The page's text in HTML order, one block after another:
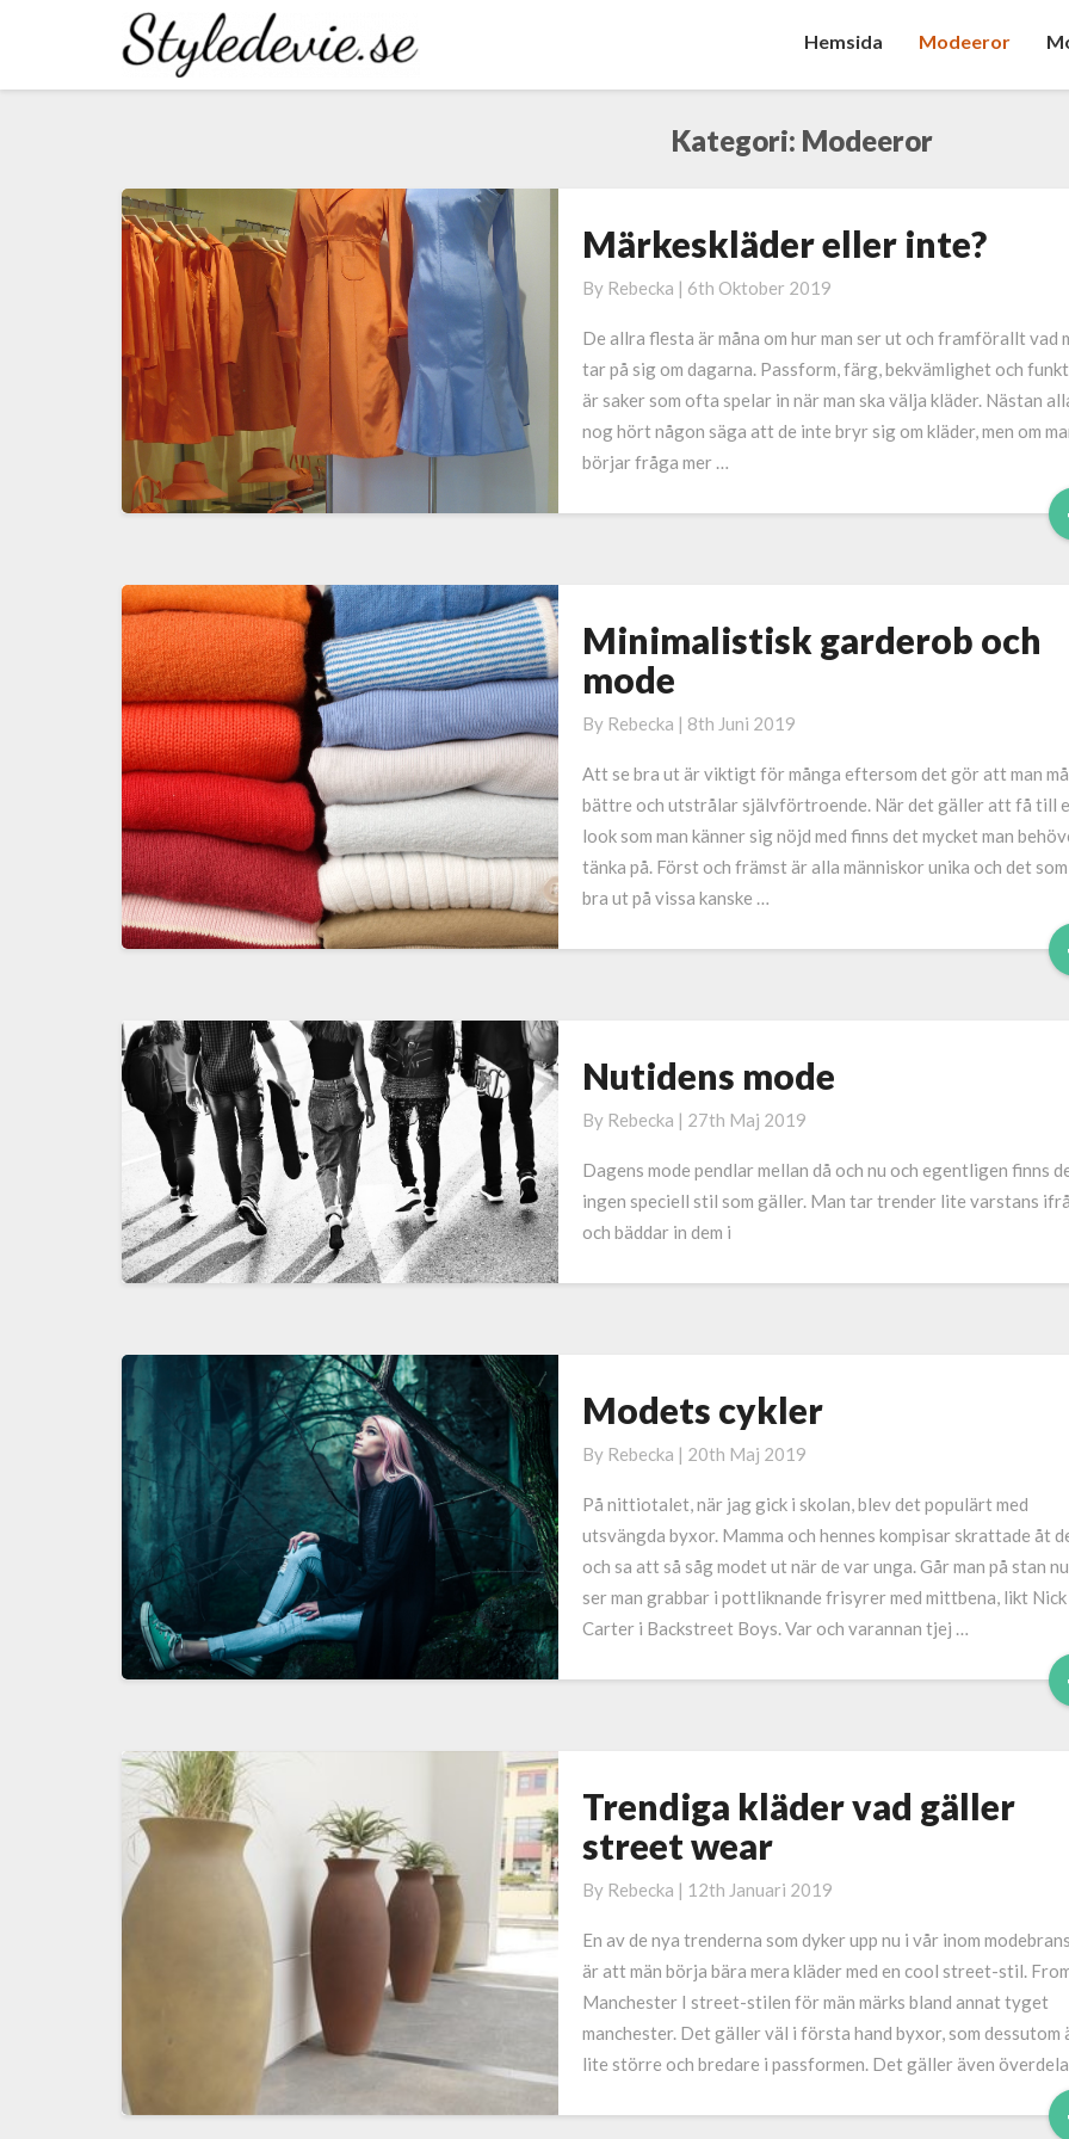
Hemsida Modeeror
Kategori: Modeeror
Märkeskläder
inte?
Märkeskläder eller inte?
By Rebecka | 6th Oktober 2019
De allra flesta är måna om hur man ser ut och framförallt vad
tar på sig om dagarna. Passform, färg, bekvämlighet och
är saker som ofta spelar in när man ska välja kläder. Nästan
nog hört någon säga att de inte bryr sig om kläder, men om
börjar fråga mer …
Minimalistisk
garderob
och
mode
Minimalistisk garderob och
mode
By Rebecka | 8th Juni 2019
Att se bra ut är viktigt för många eftersom det gör att man
bättre och utstrålar självförtroende. När det gäller att få till
look som man känner sig nöjd med finns det mycket man
tänka på. Först och främst är alla människor unika och det
bra ut på vissa kanske …
Nutidens
Nutidens mode
By Rebecka | 27th Maj 2019
Dagens mode pendlar mellan då och nu och egentligen finns
ingen speciell stil som gäller. Man tar trender lite varstans
och bäddar in dem i
Modets
Modets cykler
By Rebecka | 20th Maj 2019
På nittiotalet, när jag gick i skolan, blev det populärt med
utsvängda byxor. Mamma och hennes kompisar skrattade åt
och sa att så såg modet ut när de var unga. Går man på stan
ser man grabbar i pottliknande frisyrer med mittbena, likt Nick
Carter i Backstreet Boys. Var och varannan tjej …
Trendiga
kläder
vad
gäller
wear
Trendiga kläder vad gäller
street wear
By Rebecka | 12th Januari 2019
En av de nya trenderna som dyker upp nu i vår inom
är att män börja bära mera kläder med en cool street-stil.
Manchester I street-stilen för män märks bland annat tyget
manchester. Det gäller väl i första hand byxor, som dessutom
lite större och bredare i passformen. Det gäller även